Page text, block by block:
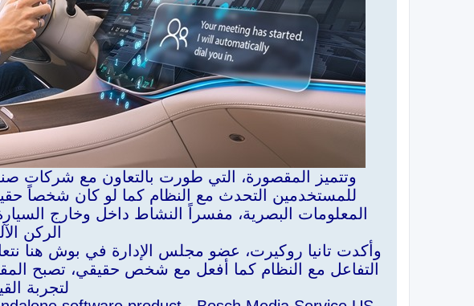
وتتميز المقصورة، التي طورت بالتعاون مع شركات
للمستخدمين التحدث مع النظام كما لو كان شخصاً
المعلومات البصرية، مفسراً النشاط داخل وخارج
الركن
وأكدت تانيا روكيرت، عضو مجلس الإدارة في بوش هنا
التفاعل مع النظام كما أفعل مع شخص حقيقي، تصبح
لتجربة